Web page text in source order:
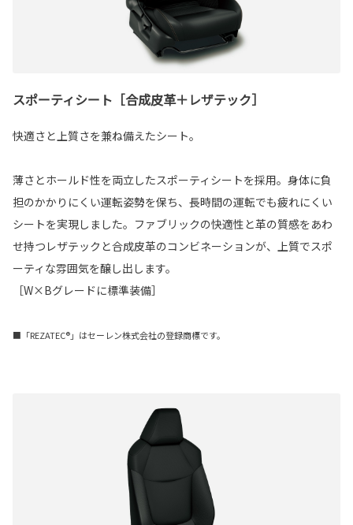
スポーティシート［合成皮革＋レザテック］
快適さと上質さを兼ね備えたシート。
薄さとホールド性を両立したスポーティシートを採用。身体に負
担のかかりにくい運転姿勢を保ち、長時間の運転でも疲れにくい
シートを実現しました。ファブリックの快適性と革の質感をあわ
せ持つレザテックと合成皮革のコンビネーションが、上質でスポ
ーティな雰囲気を醸し出します。
［W×Bグレードに標準装備］
■「REZATEC®」はセーレン株式会社の登録商標です。